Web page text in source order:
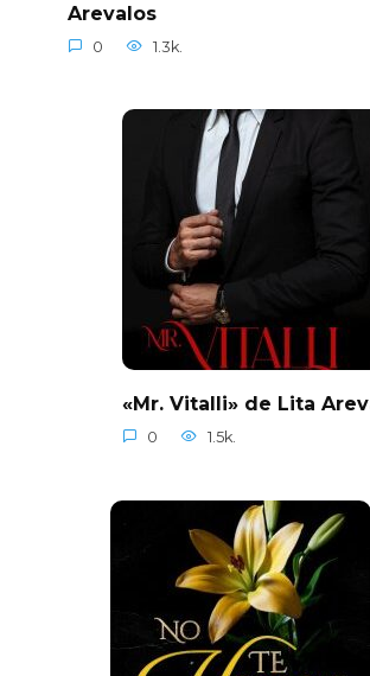
Arevalos
0 1.3k.
«Mr. Vitalli» de Lita
0 1.5k.